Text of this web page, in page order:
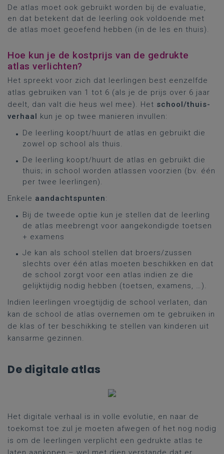
De atlas moet ook gebruikt worden bij de evaluatie,
en dat betekent dat de leerling ook voldoende met
de atlas moet geoefend hebben (in de les en thuis).
Hoe kun je de kostprijs van de gedrukte
atlas verlichten?
Het spreekt voor zich dat leerlingen best eenzelfde
atlas gebruiken van 1 tot 6 (als je de prijs over 6 jaar
deelt, dan valt die heus wel mee). Het school/thuis-
verhaal kun je op twee manieren invullen:
De leerling koopt/huurt de atlas en gebruikt die
zowel op school als thuis.
De leerling koopt/huurt de atlas en gebruikt die
thuis; in school worden atlassen voorzien (bv. één
per twee leerlingen).
Enkele aandachtspunten:
Bij de tweede optie kun je stellen dat de leerling
de atlas meebrengt voor aangekondigde toetsen
+ examens
Je kan als school stellen dat broers/zussen
slechts over één atlas moeten beschikken en dat
de school zorgt voor een atlas indien ze die
gelijktijdig nodig hebben (toetsen, examens, …).
Indien leerlingen vroegtijdig de school verlaten, dan
kan de school de atlas overnemen om te gebruiken in
de klas of ter beschikking te stellen van kinderen uit
kansarme gezinnen.
De digitale atlas
Het digitale verhaal is in volle evolutie, en naar de
toekomst toe zul je moeten afwegen of het nog nodig
is om de leerlingen verplicht een gedrukte atlas te